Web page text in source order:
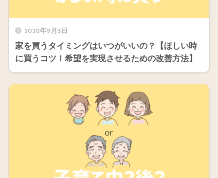
2020年9月3日
家を買うタイミングはいつがいいの？【ほしい時
に買うコツ！希望を実現させるための改善方法】